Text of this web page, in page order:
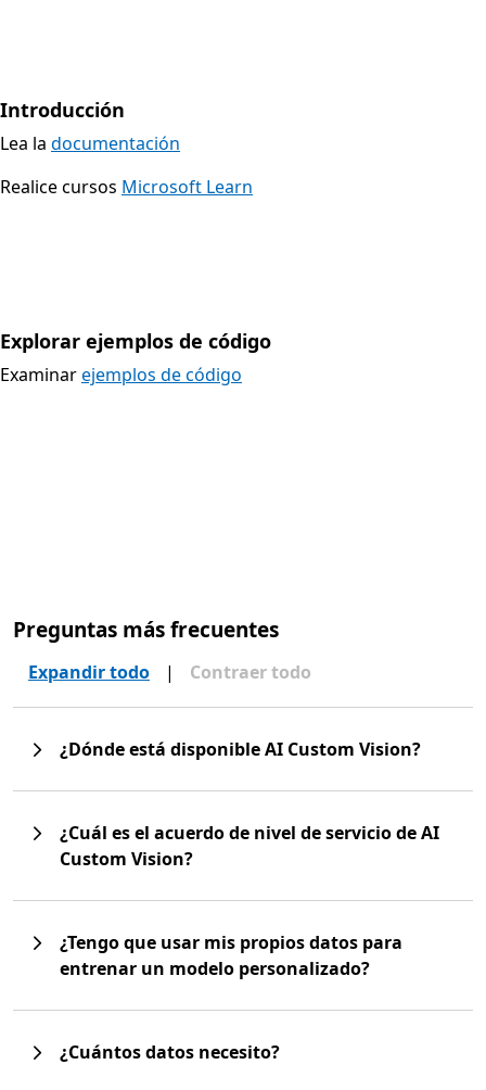
Introducción
Lea la documentación
Realice cursos Microsoft Learn
Explorar ejemplos de código
Examinarejemplos de código
Preguntas más frecuentes
Expandir todo | Contraer todo
¿Dónde está disponible AI Custom Vision?
¿Cuál es el acuerdo de nivel de servicio de AI
Custom Vision?
¿Tengo que usar mis propios datos para
entrenar un modelo personalizado?
¿Cuántos datos necesito?